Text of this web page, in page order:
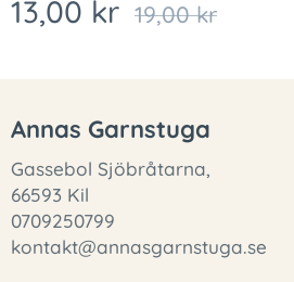
13,00 kr 19,00kr
Annas Garnstuga
Gassebol Sjöbråtarna,
66593 Kil
0709250799
kontakt@annasgarnstuga.se